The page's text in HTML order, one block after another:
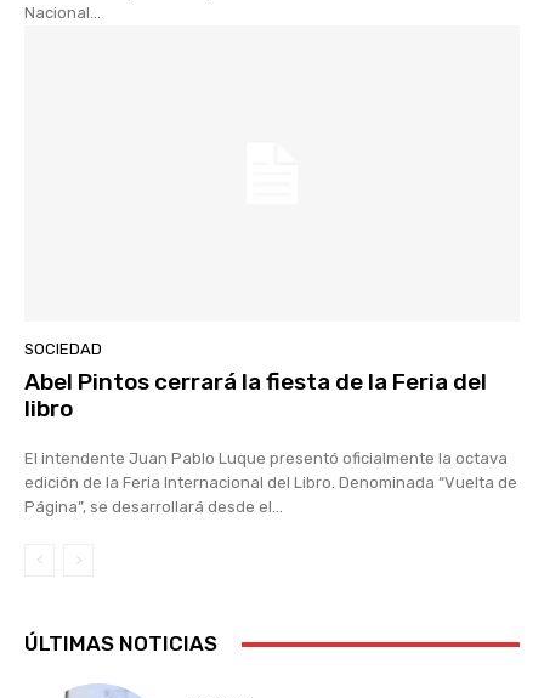
Nacional...
SOCIEDAD
Abel Pintos cerrará la fiesta de la Feria del
libro
El intendente Juan Pablo Luque presentó oficialmente la octava
edición de la Feria Internacional del Libro. Denominada “Vuelta de
Página”, se desarrollará desde el...
ÚLTIMAS NOTICIAS